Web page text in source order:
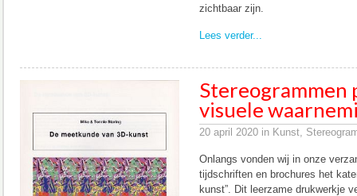
zichtbaar zijn.
Lees verder...
Stereogrammen
visuele
20 april 2020 in Kunst,
Onlangs vonden wij in onze
tijdschriften en brochures het
kunst”. Dit leerzame drukwerkje